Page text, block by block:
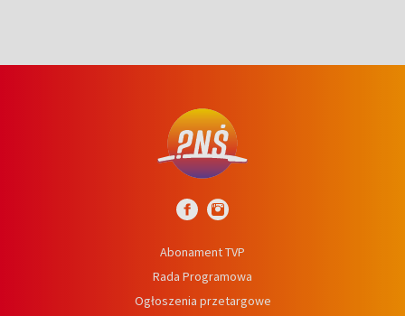
Abonament TVP
Rada Programowa
Ogłoszenia przetargowe